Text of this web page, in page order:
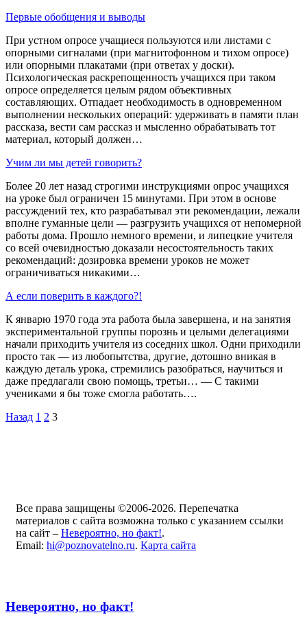
Первые обобщения и выводы
При устном опросе учащиеся пользуются или листами с
опорными сигналами (при магнитофонном и тихом опросе)
или опорными плакатами (при ответах у доски).
Психологическая раскрепощенность учащихся при таком
опросе определяется целым рядом объективных
составляющих. Отпадает необходимость в одновременном
выполнении нескольких операций: удерживать в памяти план
рассказа, вести сам рассказ и мысленно обрабатывать тот
материал, который должен…
Учим ли мы детей говорить?
Более 20 лет назад строгими инструкциями опрос учащихся
на уроке был ограничен 15 минутами. При этом в основе
рассуждений тех, кто разрабатывал эти рекомендации, лежали
вполне гуманные цели — разгрузить учащихся от непомерной
работы дома. Прошло немного времени, и липецкие учителя
со всей очевидностью доказали несостоятельность таких
рекомендаций: дозировка времени уроков не может
ограничиваться никакими…
А если поверить в каждого?!
К январю 1970 года эта работа была завершена, и на занятия
экспериментальной группы порознь и целыми делегациями
начали приходить учителя из соседних школ. Одни приходили
просто так — из любопытства, другие, дотошно вникая в
каждую деталь урока, стремились разобраться, научиться и
даже предлагали свою помощь, третьи… — С такими
учениками я бы тоже смогла работать….
Назад 1 2 3
Все права защищены ©2006-2026. Перепечатка
материалов с сайта возможна только с указанием ссылки
на сайт – Невероятно, но факт!.
Email: hi@poznovatelno.ru. Карта сайта
Невероятно, но факт!